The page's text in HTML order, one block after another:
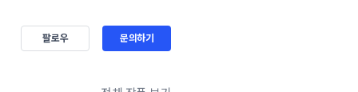
팔로우 문의하기